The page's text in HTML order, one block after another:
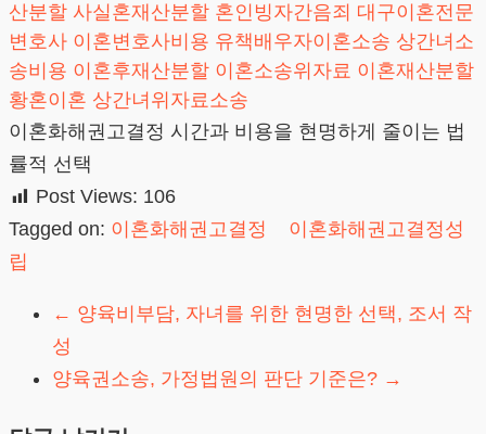
산분할 사실혼재산분할 혼인빙자간음죄 대구이혼전문
변호사 이혼변호사비용 유책배우자이혼소송 상간녀소
송비용 이혼후재산분할 이혼소송위자료 이혼재산분할
황혼이혼 상간녀위자료소송
이혼화해권고결정 시간과 비용을 현명하게 줄이는 법
률적 선택
Post Views: 106
Tagged on: 이혼화해권고결정
이혼화해권고결정성
립
← 양육비부담, 자녀를 위한 현명한 선택, 조서 작
성
양육권소송, 가정법원의 판단 기준은? →